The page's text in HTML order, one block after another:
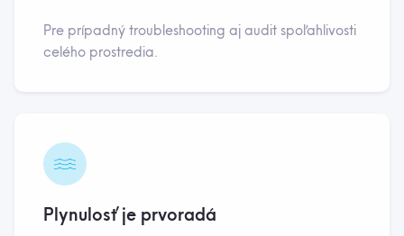
Pre prípadný troubleshooting aj audit spoľahlivosti
celého prostredia.
Plynulosť je prvoradá